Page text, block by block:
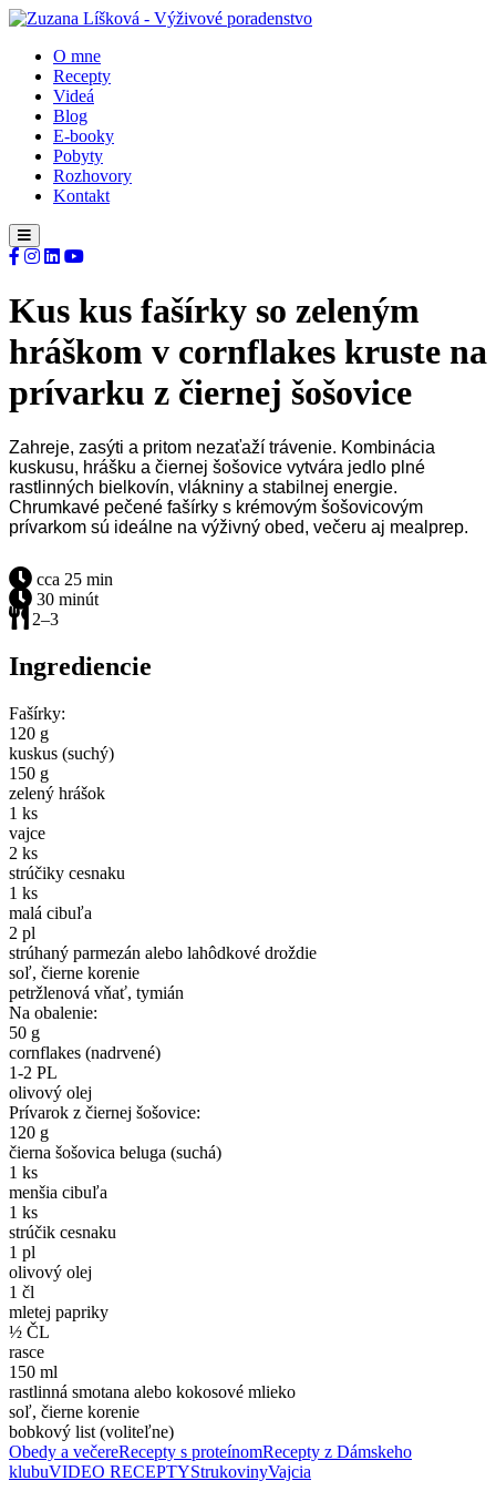
O mne
Recepty
Videá
Blog
E-booky
Pobyty
Rozhovory
Kontakt
Kus kus fašírky so zeleným
hráškom v cornflakes kruste na
prívarku z čiernej šošovice
Zahreje, zasýti a pritom nezaťaží trávenie. Kombinácia
kuskusu, hrášku a čiernej šošovice vytvára jedlo plné
rastlinných bielkovín, vlákniny a stabilnej energie.
Chrumkavé pečené fašírky s krémovým šošovicovým
prívarkom sú ideálne na výživný obed, večeru aj mealprep.
cca 25 min
30 minút
2–3
Ingrediencie
Fašírky:
120 g
kuskus (suchý)
150 g
zelený hrášok
1 ks
vajce
2 ks
strúčiky cesnaku
1 ks
malá cibuľa
2 pl
strúhaný parmezán alebo lahôdkové droždie
soľ, čierne korenie
petržlenová vňať, tymián
Na obalenie:
50 g
cornflakes (nadrvené)
1-2 PL
olivový olej
Prívarok z čiernej šošovice:
120 g
čierna šošovica beluga (suchá)
1 ks
menšia cibuľa
1 ks
strúčik cesnaku
1 pl
olivový olej
1 čl
mletej papriky
½ ČL
rasce
150 ml
rastlinná smotana alebo kokosové mlieko
soľ, čierne korenie
bobkový list (voliteľne)
Obedy a večereRecepty s proteínomRecepty z Dámskeho
klubuVIDEO RECEPTYStrukovinyVajcia